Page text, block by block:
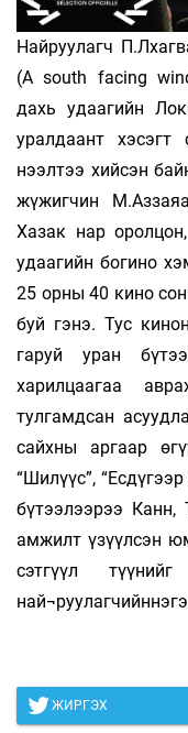
Найруулагч
(A south facing
дахь удаагийн
уралдаант хэсэгт
нээлтээ хийсэн
жүжигчин
Хазак нар
удаагийн богино
25 орны 40 кино
буй гэнэ. Тус
гаруй уран
харилцаагаа
тулгамдсан
сайхны аргаар
“Шилүүс”,
бүтээлээрээ
амжилт үзүүлсэн
сэтгүүл
ЖИРГЭХ